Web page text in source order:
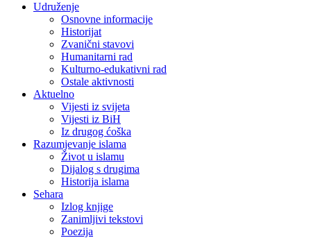
Udruženje
Osnovne informacije
Historijat
Zvanični stavovi
Humanitarni rad
Kulturno-edukativni rad
Ostale aktivnosti
Aktuelno
Vijesti iz svijeta
Vijesti iz BiH
Iz drugog ćoška
Razumjevanje islama
Život u islamu
Dijalog s drugima
Historija islama
Sehara
Izlog knjige
Zanimljivi tekstovi
Poezija